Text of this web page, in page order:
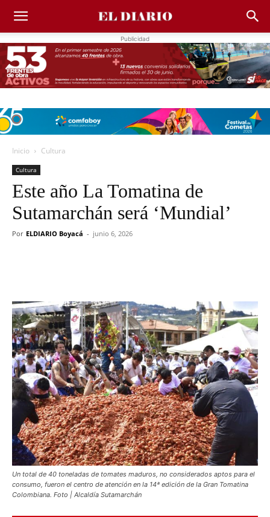
Publicidad
Inicio Cultura
Cultura
Este año La Tomatina de
Sutamarchán será ‘Mundial’
Por ELDIARIO Boyacá - junio 6, 2026
Un total de 40 toneladas de tomates maduros, no considerados aptos para el
consumo, fueron el centro de atención en la 14ª edición de la Gran Tomatina
Colombiana. Foto | Alcaldía Sutamarchán